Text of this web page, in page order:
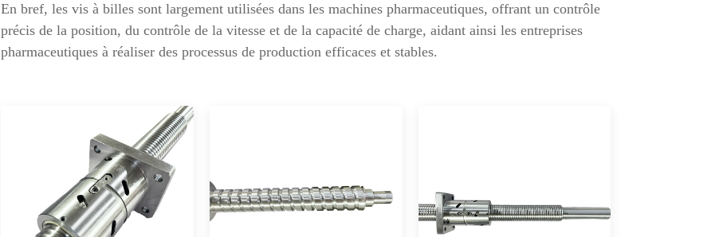
En bref, les vis à billes sont largement utilisées dans les machines pharmaceutiques, offrant un contrôle
précis de la position, du contrôle de la vitesse et de la capacité de charge, aidant ainsi les entreprises
pharmaceutiques à réaliser des processus de production efficaces et stables.